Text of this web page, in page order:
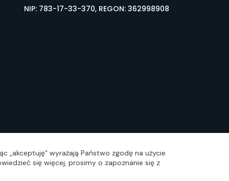
NIP: 783-17-33-370, REGON: 362998908
„akceptuję” wyrażają Państwo zgodę na użycie
się więcej, prosimy o zapoznanie się z